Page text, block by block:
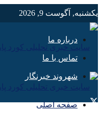
یکشنبه, آگوست 9, 2026
درباره ما
تماس با ما
شهروند خبرنگار
صفحه اصلی